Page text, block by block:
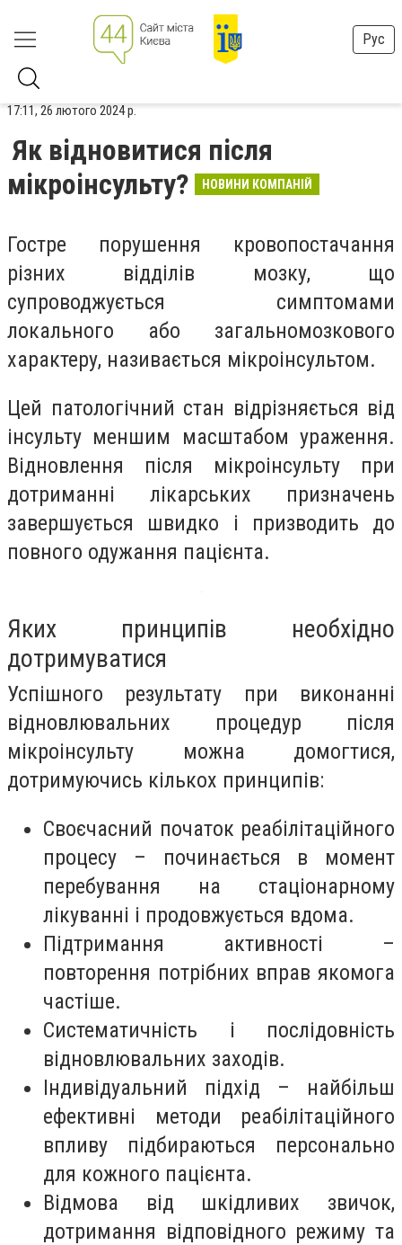
Рус
17:11, 26 лютого 2024 р.
Як відновитися після
мікроінсульту?
НОВИНИ КОМПАНІЙ
Гостре порушення кровопостачання
різних відділів мозку, що
супроводжується симптомами
локального або загальномозкового
характеру, називається мікроінсультом.
Цей патологічний стан відрізняється від
інсульту меншим масштабом ураження.
Відновлення після мікроінсульту при
дотриманні лікарських призначень
завершується швидко і призводить до
повного одужання пацієнта.
Яких принципів необхідно
дотримуватися
Успішного результату при виконанні
відновлювальних процедур після
мікроінсульту можна домогтися,
дотримуючись кількох принципів:
Своєчасний початок реабілітаційного
процесу – починається в момент
перебування на стаціонарному
лікуванні і продовжується вдома.
Підтримання активності –
повторення потрібних вправ якомога
частіше.
Систематичність і послідовність
відновлювальних заходів.
Індивідуальний підхід – найбільш
ефективні методи реабілітаційного
впливу підбираються персонально
для кожного пацієнта.
Відмова від шкідливих звичок,
дотримання відповідного режиму та